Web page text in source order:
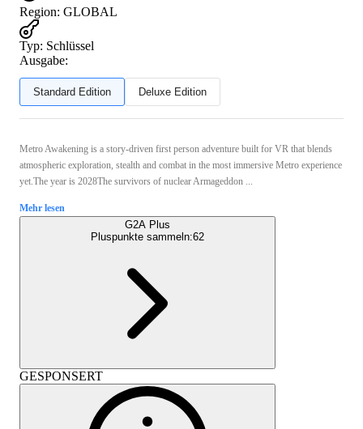
Region: GLOBAL
Typ: Schlüssel
Ausgabe:
Standard Edition Deluxe Edition
Metro Awakening is a story-driven first person adventure built for VR that blends
atmospheric exploration, stealth and combat in the most immersive Metro experience
yet.The year is 2028The survivors of nuclear Armageddon ...
Mehr lesen
G2A Plus
Pluspunkte sammeln:62
GESPONSERT